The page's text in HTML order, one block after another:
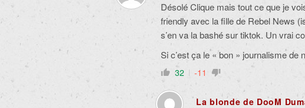
Désolé Clique mais tout ce que je
friendly avec la fille de Rebel News
s’en va la bashé sur tiktok. Un vrai
Si c’est ça le « bon » journalisme de
32 -11
La blonde de DooM